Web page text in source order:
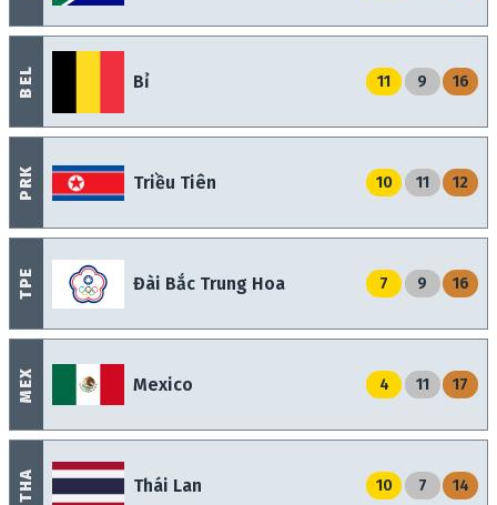
BEL Bỉ 11 9 16
MEX Mexico 4 11 17
PRK Triều Tiên 10 11 12
THA Thái Lan 10 7 14
TPE Đài Bắc Trung Hoa 7 9 16